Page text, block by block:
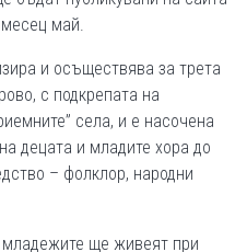
май.
и осъществява за трета
с подкрепата на
села, и е насочена
децата и младите хора до
– фолклор, народни
младежите ще живеят при